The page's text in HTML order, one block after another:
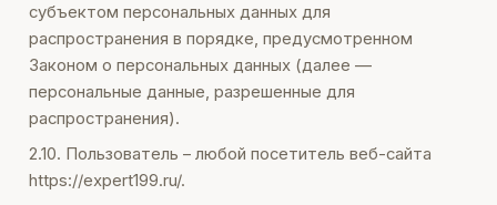
субъектом персональных данных для
распространения в порядке, предусмотренном
Законом о персональных данных (далее —
персональные данные, разрешенные для
распространения).
2.10. Пользователь – любой посетитель веб-сайта
https://expert199.ru/.